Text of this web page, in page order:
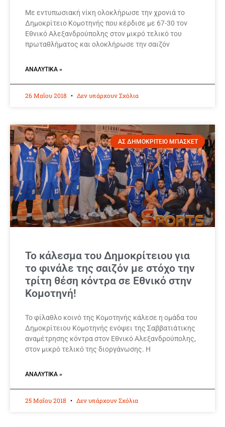
Με εντυπωσιακή νίκη ολοκλήρωσε την χρονιά το
Δημοκρίτειο Κομοτηνής που κέρδισε με 67-30 τον
Εθνικό Αλεξανδρούπολης στον μικρό τελικό του
πρωταθλήματος και ολοκλήρωσε την σαιζόν
ΑΝΑΛΥΤΙΚΆ »
26 Μαΐου 2018 Δεν υπάρχουν Σχόλια
ΑΣ ΔΗΜΟΚΡΙΤΕΙΟ ΜΠΑΣΚΕΤ
Το κάλεσμα του Δημοκρίτειου για
το φινάλε της σαιζόν με στόχο την
τρίτη θέση κόντρα σε Εθνικό στην
Κομοτηνή!
Το φίλαθλο κοινό της Κομοτηνής κάλεσε η ομάδα του
Δημοκρίτειου Κομοτηνής ενόψει της Σαββατιάτικης
αναμέτρησης κόντρα στον Εθνικό Αλεξανδρούπολης,
στον μικρό τελικό της διοργάνωσης. Η
ΑΝΑΛΥΤΙΚΆ »
25 Μαΐου 2018 Δεν υπάρχουν Σχόλια